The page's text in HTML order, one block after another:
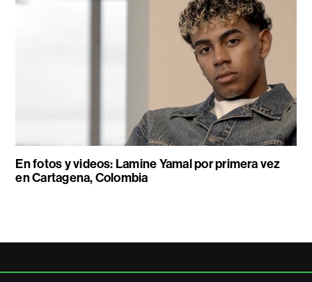
En fotos y videos: Lamine Yamal por primera vez
en Cartagena, Colombia